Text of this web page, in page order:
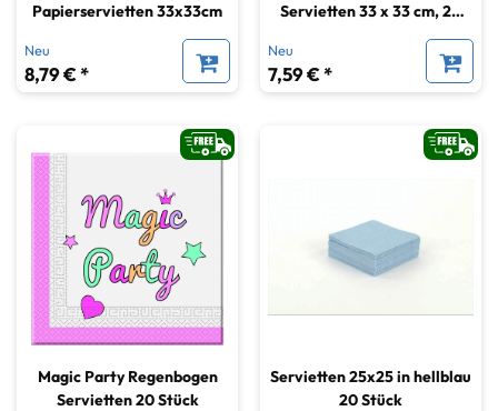
Papierservietten 33x33cm
Neu
8,79 € *
Servietten 33 x 33 cm, 20
Neu
7,59 € *
Magic Party Regenbogen
Servietten 20 Stück
Servietten 25x25 in hellblau
20 Stück